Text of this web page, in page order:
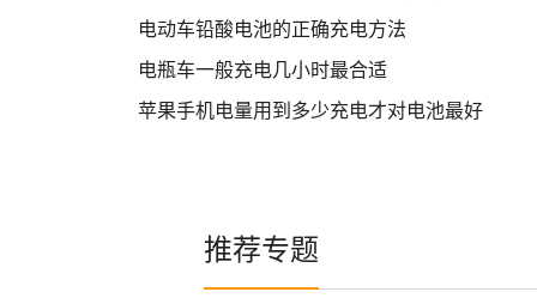
电动车铅酸电池的正确充电方法
电瓶车一般充电几小时最合适
苹果手机电量用到多少充电才对电池最好
推荐专题